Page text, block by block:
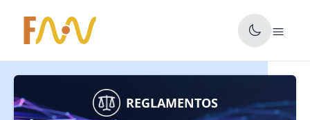
REGLAMENTOS
✕